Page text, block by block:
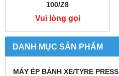
DANH MỤC SẢN PHẨM
MÁY ÉP BÁNH XE/TYRE PRESS
100/Z8
Vui lòng gọi